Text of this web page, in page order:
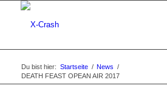
Du bist hier: Startseite / News /
DEATH FEAST OPEAN AIR 2017